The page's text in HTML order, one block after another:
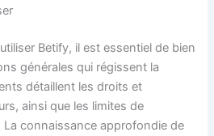
Betify, il est essentiel de bien
générales qui régissent la
détaillent les droits et
ainsi que les limites de
connaissance approfondie de